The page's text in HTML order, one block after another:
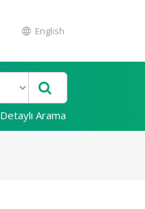
English
Detaylı Arama